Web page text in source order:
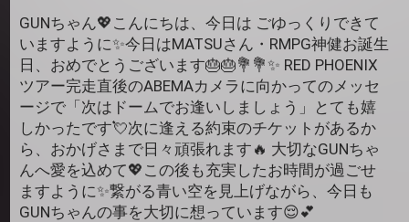
GUNちゃん💖こんにちは、今日は ごゆっくりできて
いますように✨今日はMATSUさん・RMPG神健お誕生
日、おめでとうございます🎂🎂💐💐✨ RED PHOENIX
ツアー完走直後のABEMAカメラに向かってのメッセ
ージで「次はドームでお逢いしましょう」とても嬉
しかったです💘次に逢える約束のチケットがあるか
ら、おかげさまで日々頑張れます🔥 大切なGUNちゃ
んへ愛を込めて💖この後も充実したお時間が過ごせ
ますように✨繋がる青い空を見上げながら、今日も
GUNちゃんの事を大切に想っています😌💕